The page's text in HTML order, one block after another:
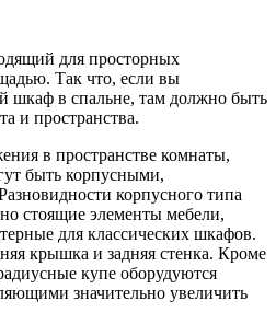
для просторных
Так что, если вы
шкаф в спальне, там должно быть
и пространства.
в пространстве комнаты,
быть корпусными,
корпусного типа
стоящие элементы мебели,
для классических шкафов.
крышка и задняя стенка. Кроме
купе оборудуются
значительно увеличить